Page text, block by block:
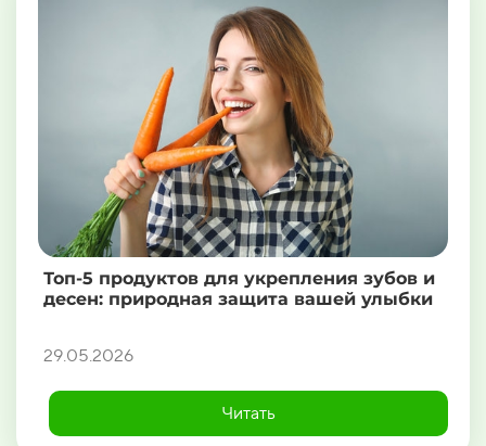
Топ-5 продуктов для укрепления зубов и
десен: природная защита вашей улыбки
29.05.2026
Читать